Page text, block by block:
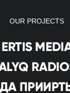
OUR PROJECTS